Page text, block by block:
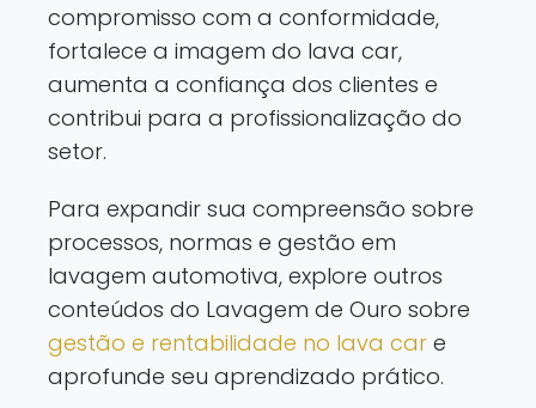
compromisso com a conformidade,
fortalece a imagem do lava car,
aumenta a confiança dos clientes e
contribui para a profissionalização do
setor.
Para expandir sua compreensão sobre
processos, normas e gestão em
lavagem automotiva, explore outros
conteúdos do Lavagem de Ouro sobre
gestão e rentabilidade no lava car e
aprofunde seu aprendizado prático.